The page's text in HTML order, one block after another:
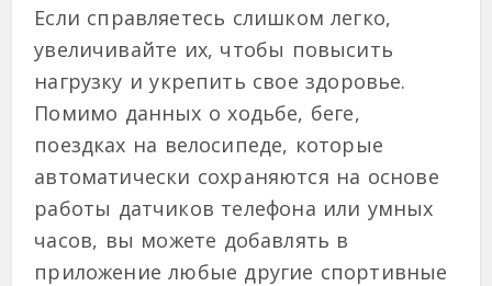
Если справляетесь слишком легко,
увеличивайте их, чтобы повысить
нагрузку и укрепить свое здоровье.
Помимо данных о ходьбе, беге,
поездках на велосипеде, которые
автоматически сохраняются на основе
работы датчиков телефона или умных
часов, вы можете добавлять в
приложение любые другие спортивные